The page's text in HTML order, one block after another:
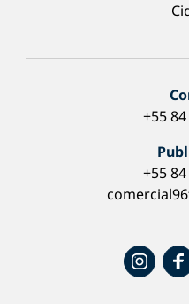
+55
+55